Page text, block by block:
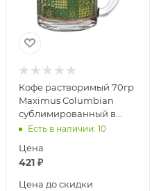
Кофе растворимый 70гр
Maximus Columbian
сублимированный в
стеклянной кружке
Есть в наличии: 10
Цена
421₽
Цена до скидки